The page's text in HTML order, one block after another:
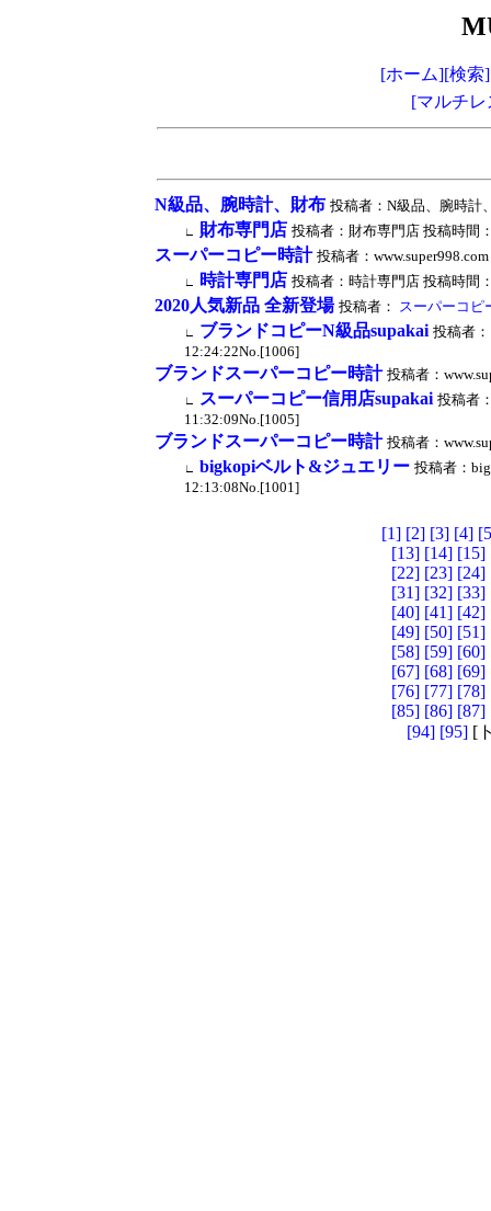
[ホーム][検索]
[マルチ
N級品、腕時計、財布 投稿者：N級品、腕時計
∟ 財布専門店 投稿者：財布専門店 投稿時間
スーパーコピー時計 投稿者：
∟ 時計専門店 投稿者：時計専門店 投稿時間
2020人気新品 全新登場 投稿者： スーパーコピ
∟ ブランドコピーN級品supakai 投稿者
12:24:22No.[1006]
ブランドスーパーコピー時計 投稿者：
∟ スーパーコピー信用店supakai 投稿者
11:32:09No.[1005]
ブランドスーパーコピー時計 投稿者：
∟ bigkopiベルト&ジュエリー 投稿者：
12:13:08No.[1001]
[1] [2] [3] [4]
[13] [14] [15]
[22] [23] [24]
[31] [32] [33]
[40] [41] [42]
[49] [50] [51]
[58] [59] [60]
[67] [68] [69]
[76] [77] [78]
[85] [86] [87]
[94] [95] [